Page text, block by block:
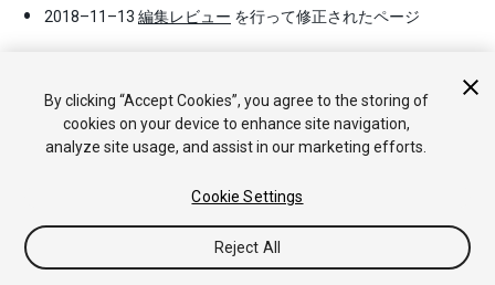
2018–11–13 編集レビュー を行って修正されたページ
Copyright © 2019 Unity Technologies. Publication 2018.3
チュートリアル
Answers ナレッジベース フォーラム
アセッ
トストア
プライバシーポリシー
情報を販売または共有しない
By clicking “Accept Cookies”, you agree to the storing of
cookies on your device to enhance site navigation,
analyze site usage, and assist in our marketing efforts.
Cookie Settings
Reject All